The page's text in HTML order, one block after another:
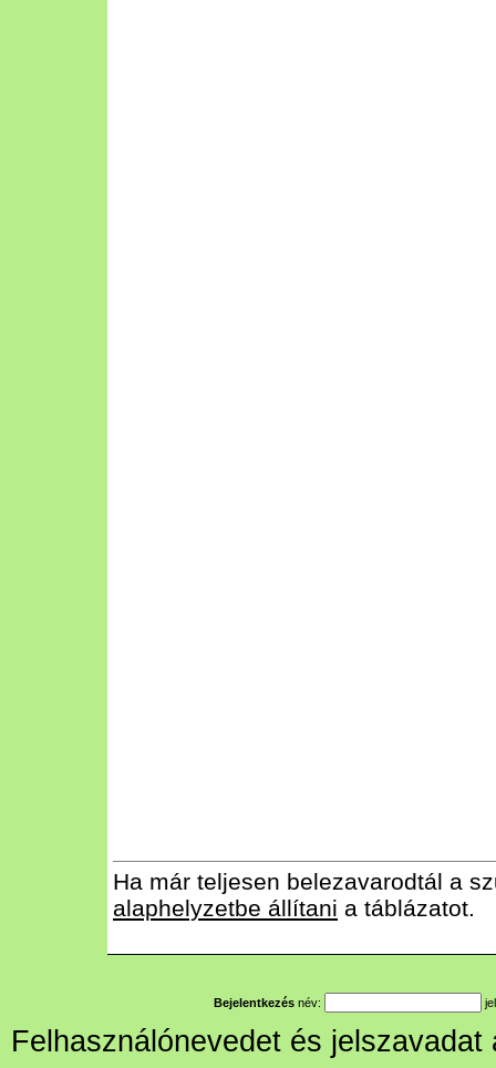
Ha már teljesen belezavarodtál a
alaphelyzetbe állítani a táblázatot.
Bejelentkezés név:
Felhasználónevedet és